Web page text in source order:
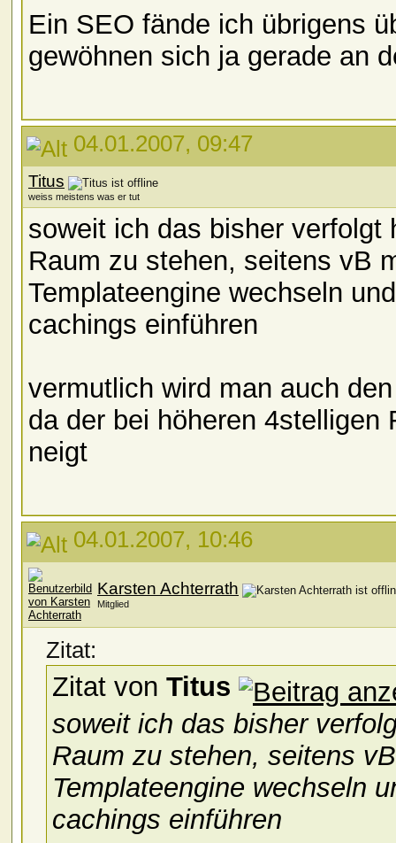
Ein SEO fände ich übrigens
gewöhnen sich ja gerade an
04.01.2007, 09:47
Titus
weiss meistens was er tut
soweit ich das bisher verfolgt
Raum zu stehen, seitens vB
Templateengine wechseln
cachings einführen
vermutlich wird man auch
da der bei höheren 4stelligen
neigt
04.01.2007, 10:46
Karsten Achterrath
Mitglied
Zitat:
Zitat von Titus
soweit ich das bisher
Raum zu stehen, seitens
Templateengine wechseln
cachings einführen